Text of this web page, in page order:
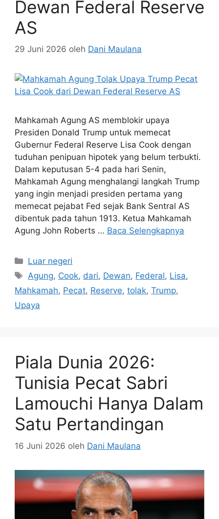
Dewan Federal Reserve
AS
29 Juni 2026 oleh Dani Maulana
Mahkamah Agung AS memblokir upaya
Presiden Donald Trump untuk memecat
Gubernur Federal Reserve Lisa Cook dengan
tuduhan penipuan hipotek yang belum terbukti.
Dalam keputusan 5-4 pada hari Senin,
Mahkamah Agung menghalangi langkah Trump
yang ingin menjadi presiden pertama yang
memecat pejabat Fed sejak Bank Sentral AS
dibentuk pada tahun 1913. Ketua Mahkamah
Agung John Roberts … Baca Selengkapnya
Kategori
Luar negeri
Tag
Agung, Cook, dari, Dewan, Federal, Lisa,
Mahkamah, Pecat, Reserve, tolak, Trump,
Upaya
Piala Dunia 2026:
Tunisia Pecat Sabri
Lamouchi Hanya Dalam
Satu Pertandingan
16 Juni 2026 oleh Dani Maulana